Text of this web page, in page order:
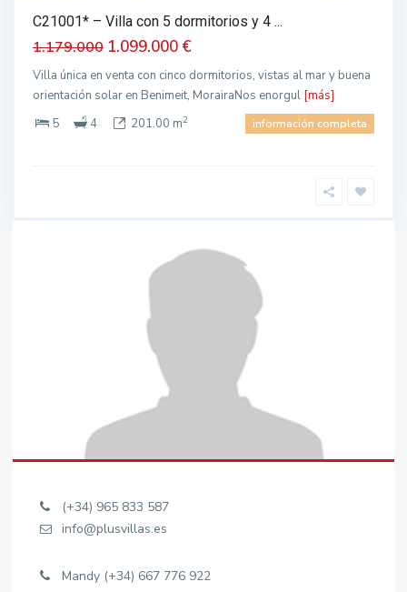
C21001* – Villa con 5 dormitorios y 4 ...
1.179.000 1.099.000 €
Villa única en venta con cinco dormitorios, vistas al mar y buena
orientación solar en Benimeit, MorairaNos enorgul [más]
5
4 201.00 m2 información completa
(+34) 965 833 587
info@plusvillas.es
Mandy (+34) 667 776 922